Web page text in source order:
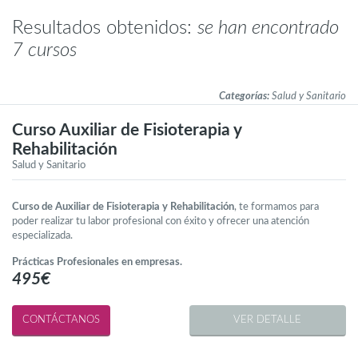
Resultados obtenidos: se han encontrado
7 cursos
Categorías: Salud y Sanitario
Curso Auxiliar de Fisioterapia y
Rehabilitación
Salud y Sanitario
Curso de Auxiliar de Fisioterapia y Rehabilitación, te formamos para
poder realizar tu labor profesional con éxito y ofrecer una atención
especializada.
Prácticas Profesionales en empresas.
495€
VER DETALLE